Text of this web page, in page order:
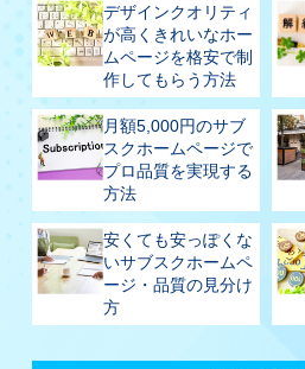
デザインクオリティ
が高くきれいなホー
ムページを格安で制
作してもらう方法
月額5,000円のサブ
スクホームページで
プロ品質を実現する
方法
安くても安っぽくな
いサブスクホームペ
ージ・品質の見分け
方